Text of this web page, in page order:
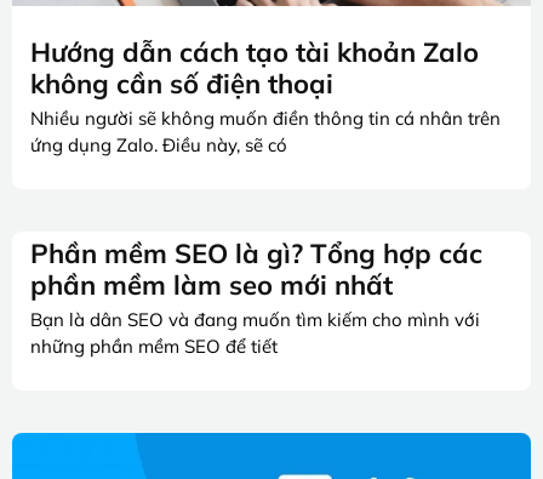
Hướng dẫn cách tạo tài khoản Zalo
không cần số điện thoại
Nhiều người sẽ không muốn điền thông tin cá nhân trên
ứng dụng Zalo. Điều này, sẽ có
Phần mềm SEO là gì? Tổng hợp các
phần mềm làm seo mới nhất
Bạn là dân SEO và đang muốn tìm kiếm cho mình với
những phần mềm SEO để tiết